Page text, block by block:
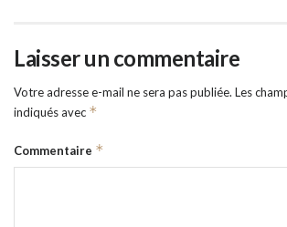
Laisser un commentaire
Votre adresse e-mail ne sera pas publiée. Les
indiqués avec *
Commentaire *